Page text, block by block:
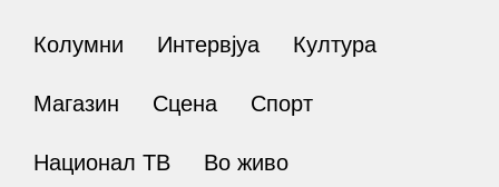
Колумни Интервјуа Култура
Магазин Сцена Спорт
Национал ТВ Во живо